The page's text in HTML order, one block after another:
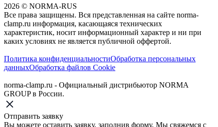
2026 © NORMA-RUS
Все права защищены. Вся представленная на сайте norma-
clamp.ru информация, касающаяся технических
характеристик, носит информационный характер и ни при
каких условиях не является публичной оффертой.‍
Политика конфиденциальностиОбработка персональных
данныхОбработка файлов Cookie
norma-clamp.ru - Официальный дистрибьютор NORMA
GROUP в России.
Отправить заявку
Вы можете оставить заявку, заполнив форму. Мы свяжемся с